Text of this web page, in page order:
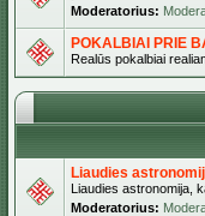
Moderatorius:
POKALBIAI PRIE
Realūs pokalbiai
Liaudies
Liaudies astronomija,
Moderatorius: